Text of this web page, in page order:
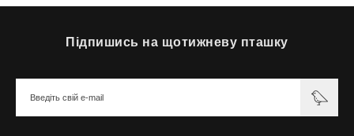
Підпишись на щотижневу пташку